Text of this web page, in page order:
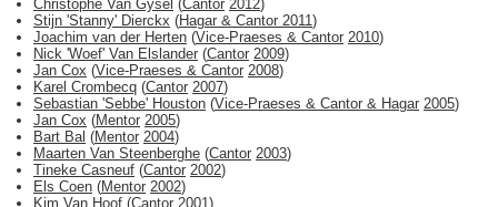
Christophe Van Gysel (Cantor 2012)
Stijn 'Stanny' Dierckx (Hagar & Cantor 2011)
Joachim van der Herten (Vice-Praeses & Cantor 2010)
Nick 'Woef' Van Elslander (Cantor 2009)
Jan Cox (Vice-Praeses & Cantor 2008)
Karel Crombecq (Cantor 2007)
Sebastian 'Sebbe' Houston (Vice-Praeses & Cantor & Hagar 2005)
Jan Cox (Mentor 2005)
Bart Bal (Mentor 2004)
Maarten Van Steenberghe (Cantor 2003)
Tineke Casneuf (Cantor 2002)
Els Coen (Mentor 2002)
Kim Van Hoof (Cantor 2001)